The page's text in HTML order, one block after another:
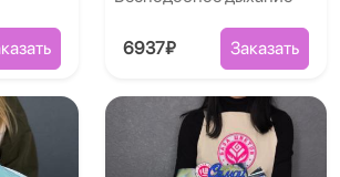
6937₽ Заказать